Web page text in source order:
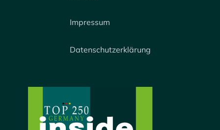
Impressum
Datenschutzerklärung